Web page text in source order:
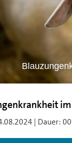
| Dauer: